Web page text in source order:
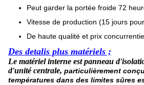
Peut garder la portée froide 72
Vitesse de production (15 jours
De haute qualité et prix
Des detalis plus matériels ;
Le matériel interne est panneau
d'unité centrale, particulièrement
températures dans des limites sûres